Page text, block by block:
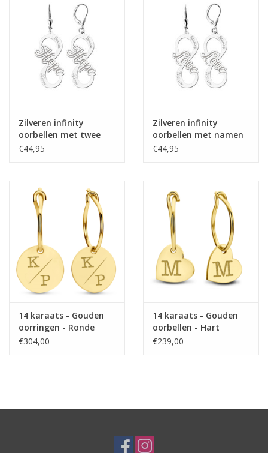
Zilveren infinity
oorbellen met twee
namen
€44,95
Zilveren infinity
oorbellen met namen
€44,95
14 karaats - Gouden
oorringen - Ronde
hanger en initialen
€304,00
14 karaats - Gouden
oorbellen - Hart
hanger en initialen
€239,00